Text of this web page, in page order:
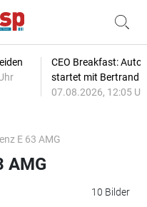
CEO Breakfast:
startet mit Bertrand
07.08.2026, 12:05
E 63 AMG
10 Bilder
AMG